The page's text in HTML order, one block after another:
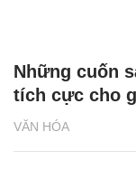
VĂN HÓA
Những cuốn
tích cực cho